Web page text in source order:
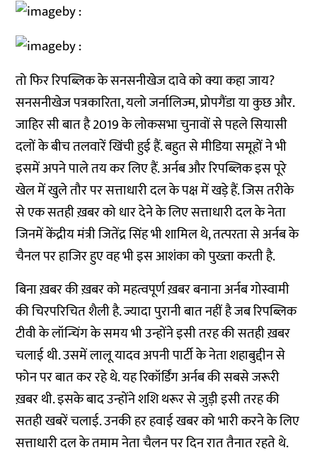
तो फिर रिपब्लिक के सनसनीखेज दावे को क्या कहा जाय?
सनसनीखेज पत्रकारिता, यलो जर्नालिज्म, प्रोपगैंडा या कुछ और.
जाहिर सी बात है 2019 के लोकसभा चुनावों से पहले सियासी
दलों के बीच तलवारें खिंची हुई हैं. बहुत से मीडिया समूहों ने भी
इसमें अपने पाले तय कर लिए हैं. अर्नब और रिपब्लिक इस पूरे
खेल में खुले तौर पर सत्ताधारी दल के पक्ष में खड़े हैं. जिस तरीके
से एक सतही ख़बर को धार देने के लिए सत्ताधारी दल के नेता
जिनमें केंद्रीय मंत्री जितेंद्र सिंह भी शामिल थे, तत्परता से अर्नब के
चैनल पर हाजिर हुए वह भी इस आशंका को पुख्ता करती है.
बिना ख़बर की ख़बर को महत्वपूर्ण ख़बर बनाना अर्नब गोस्वामी
की चिरपरिचित शैली है. ज्यादा पुरानी बात नहीं है जब रिपब्लिक
टीवी के लॉन्चिंग के समय भी उन्होंने इसी तरह की सतही ख़बर
चलाई थी. उसमें लालू यादव अपनी पार्टी के नेता शहाबुद्दीन से
फोन पर बात कर रहे थे. यह रिकॉर्डिंग अर्नब की सबसे जरूरी
ख़बर थी. इसके बाद उन्होंने शशि थरूर से जुड़ी इसी तरह की
सतही खबरें चलाई. उनकी हर हवाई खबर को भारी करने के लिए
सत्ताधारी दल के तमाम नेता चैलन पर दिन रात तैनात रहते थे.